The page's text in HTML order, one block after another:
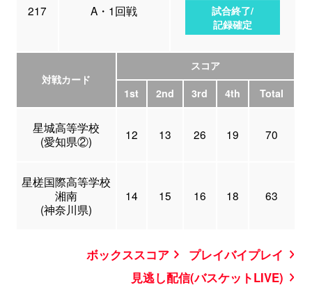
217 A・1回戦
試合終了/
記録確定
対戦カード
スコア
1st
2nd 3rd 4th Total
星城高等学校
(愛知県②)
12 13 26 19 70
星槎国際高等学校
湘南
(神奈川県)
14 15 16 18 63
ボックススコア
プレイバイプレイ
見逃し配信(バスケットLIVE)